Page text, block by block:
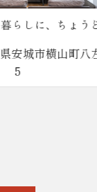
どい
左51-